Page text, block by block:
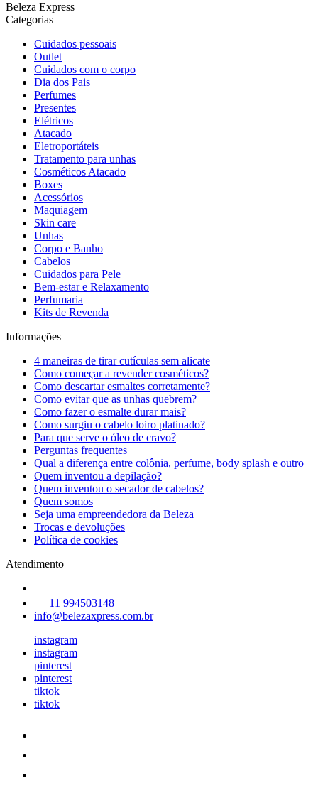
Beleza Express
Categorias
Cuidados pessoais
Outlet
Cuidados com o corpo
Dia dos Pais
Perfumes
Presentes
Elétricos
Atacado
Eletroportáteis
Tratamento para unhas
Cosméticos Atacado
Boxes
Acessórios
Maquiagem
Skin care
Unhas
Corpo e Banho
Cabelos
Cuidados para Pele
Bem-estar e Relaxamento
Perfumaria
Kits de Revenda
Informações
4 maneiras de tirar cutículas sem alicate
Como começar a revender cosméticos?
Como descartar esmaltes corretamente?
Como evitar que as unhas quebrem?
Como fazer o esmalte durar mais?
Como surgiu o cabelo loiro platinado?
Para que serve o óleo de cravo?
Perguntas frequentes
Qual a diferença entre colônia, perfume, body splash e outro
Quem inventou a depilação?
Quem inventou o secador de cabelos?
Quem somos
Seja uma empreendedora da Beleza
Trocas e devoluções
Política de cookies
Atendimento
11 994503148
info@belezaxpress.com.br
instagram
instagram
pinterest
pinterest
tiktok
tiktok